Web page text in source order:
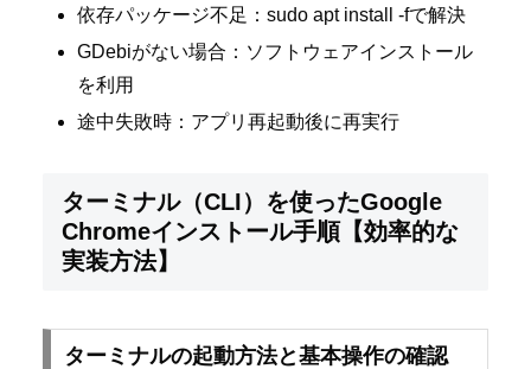
依存パッケージ不足：sudo apt install -fで解決
GDebiがない場合：ソフトウェアインストール
を利用
途中失敗時：アプリ再起動後に再実行
ターミナル（CLI）を使ったGoogle
Chromeインストール手順【効率的な
実装方法】
ターミナルの起動方法と基本操作の確認